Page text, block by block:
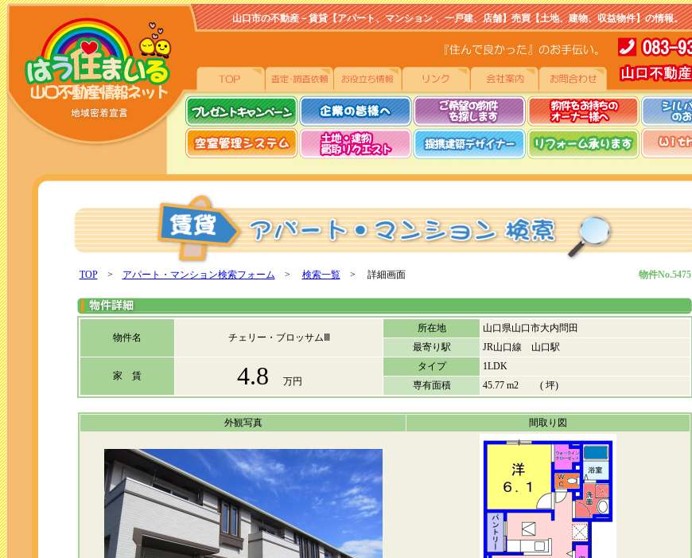
山口市の不動産－賃貸【アパート、マンション 、一戸建、店舗】売買【土地、建物、収益物件】の情報。
TOP> アパート・マンション検索フォーム > 検索一覧> 詳細画面 物件No.5475
物件名 チェリー・ブロッサムⅢ
所在地
山口県山口市大内問田
最寄り駅
JR山口線 山口駅
家 賃 4.8 万円
タイプ
1LDK
専有面積
45.77 m2 ( 坪)
外観写真 間取り図